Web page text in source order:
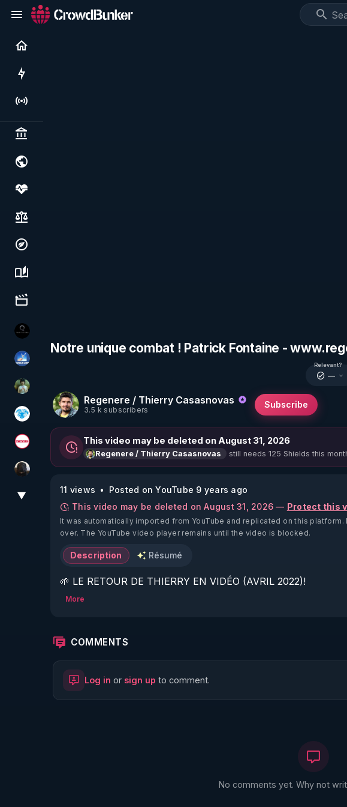
Live
Politics & institutions
Society, justice & freedoms
Economy, environment & technology
Science, history & spirituality
Culture, media & entertainment
La vérité
PAROLE LIBRE
Sonmi-877
A.D.N.M
Magazine Nexus
TrueMedia
▼
Notre unique combat ! Patrick Fontaine -
Regenere / Thierry Casasnovas
3.5 k subscribers
Subscribe
Relevant?
—
This video may be deleted on August 31, 2026
Regenere / Thierry Casasnovas still needs 125 Shields this
11 views
Posted on YouTube 9 years ago
This video may be deleted on August 31, 2026 — Protect this
It was automatically imported from YouTube and replicated on this platform.
over. The YouTube video player remains until the video is blocked.
Description Résumé
🌱 LE RETOUR DE THIERRY EN VIDÉO (AVRIL 2022)!
🌱 LE MAGAZINE RÉGÉNÈRE
http://rgnr.li/ymag
More
COMMENTS
Log in or sign up to comment.
No comments yet. Why not